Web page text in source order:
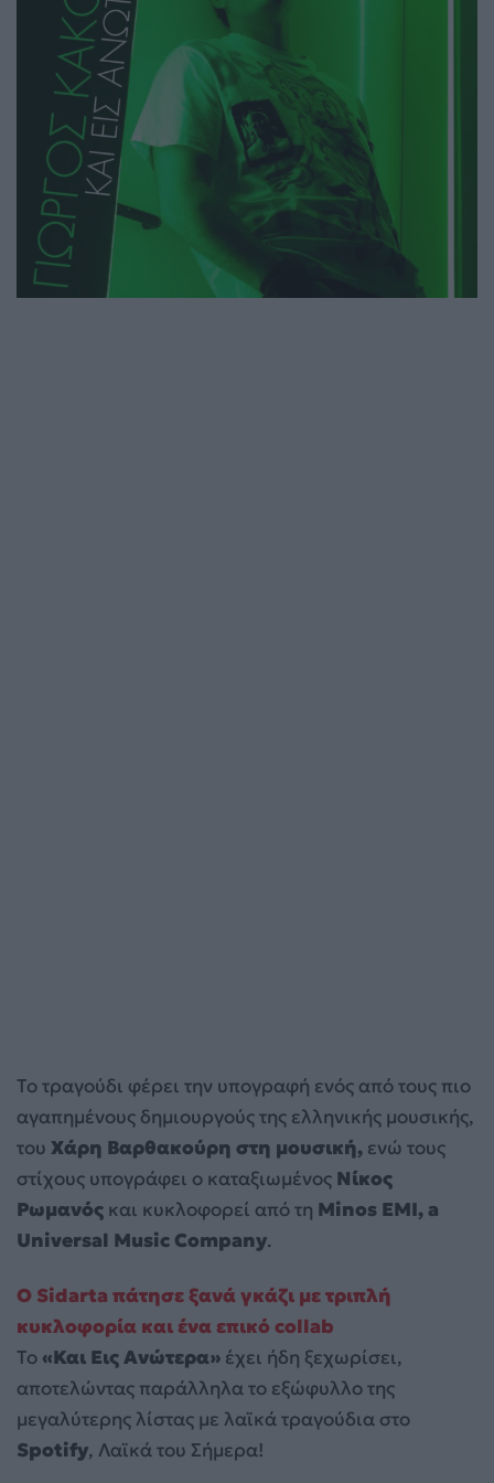
Το τραγούδι φέρει την υπογραφή ενός από τους πιο
αγαπημένους δημιουργούς της ελληνικής μουσικής,
του Χάρη Βαρθακούρη στη μουσική, ενώ τους
στίχους υπογράφει ο καταξιωμένος Νίκος
Ρωμανός και κυκλοφορεί από τη Minos EMI, a
Universal Music Company.
Ο Sidarta πάτησε ξανά γκάζι με τριπλή
κυκλοφορία και ένα επικό collab
Το«Και Εις Ανώτερα» έχει ήδη ξεχωρίσει,
αποτελώντας παράλληλα το εξώφυλλο της
μεγαλύτερης λίστας με λαϊκά τραγούδια στο
Spotify, Λαϊκά του Σήμερα!